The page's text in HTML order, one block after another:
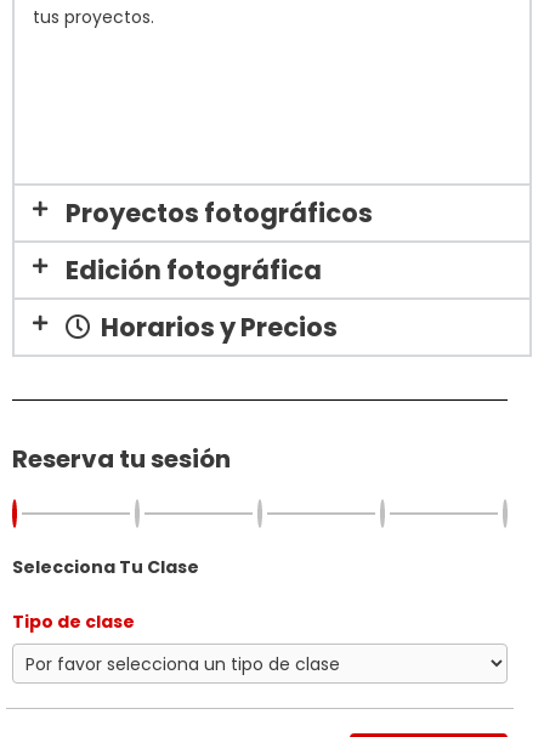
tus proyectos.
Proyectos fotográficos
Edición fotográfica
Horarios y Precios
Reserva tu sesión
Selecciona Tu Clase
Tipo de clase